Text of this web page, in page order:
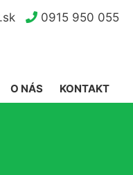
0915 950 055
KONTAKT
O NÁS